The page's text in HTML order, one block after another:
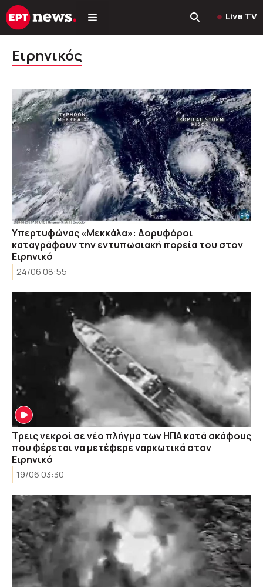
Μετάβαση
σε
Live TV
Ειρηνικός
Υπερτυφώνας «Μεκκάλα»: Δορυφόροι
καταγράφουν την εντυπωσιακή πορεία του στον
Ειρηνικό
24/06 08:55
Τρεις νεκροί σε νέο πλήγμα των ΗΠΑ κατά σκάφους
που φέρεται να μετέφερε ναρκωτικά στον
Ειρηνικό
19/06 03:30